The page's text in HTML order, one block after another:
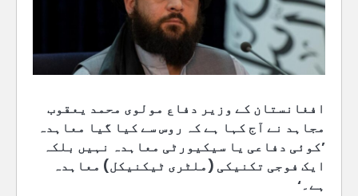
افغانستان کے وزیر دفاع مولوی محمد یعقوب
مجاہد نے آج کہا ہے کہ روس سے کیا گیا معاہدہ
’کوئی دفاعی یا سیکیورٹی معاہدہ نہیں بلکہ
ایک فوجی تکنیکی (ملٹری ٹیکنیکل) معاہدہ
ہے۔‘